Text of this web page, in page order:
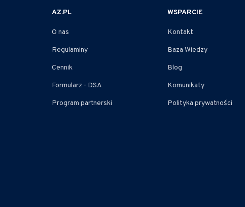
AZ.PL
O nas
Regulaminy
Cennik
Formularz - DSA
Program partnerski
WSPARCIE
Kontakt
Baza Wiedzy
Blog
Komunikaty
Polityka prywatności